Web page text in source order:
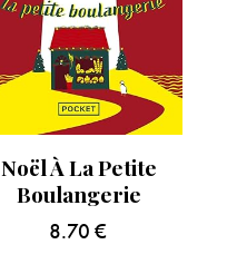
Noël À La Petite
Boulangerie
8.70€